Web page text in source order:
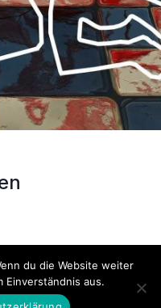
du die Website weiter
aus.